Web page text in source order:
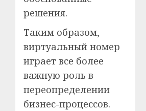
решения.
Таким образом,
виртуальный номер
играет все более
важную роль в
переопределении
бизнес-процессов.